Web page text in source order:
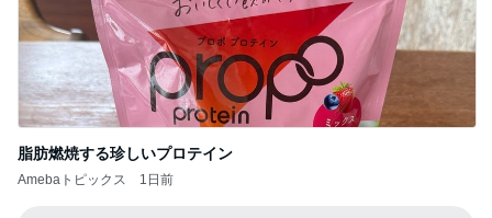
脂肪燃焼する珍しいプロテイン
Amebaトピックス 1日前